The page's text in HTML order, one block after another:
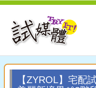
【ZYROL】宅配